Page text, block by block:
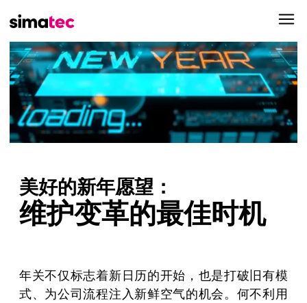
美好的新年愿望：
维护变革的最佳时机
年关不仅标志着新日历的开始，也是打破旧有模
式、为公司流程注入新鲜空气的机会。何不利用